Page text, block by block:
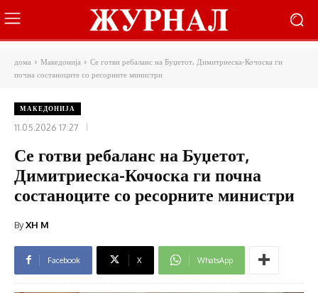
дома Македонија
Се готви ребаланс на Буџетот, Димитриеска-Кочоска ги
почна состаноците со ресорните министри
МАКЕДОНИЈА
11.05.2026 17:27
Се готви ребаланс на Буџетот,
Димитриеска-Кочоска ги почна
состаноците со ресорните министри
ByXH M
Facebook X WhatsApp